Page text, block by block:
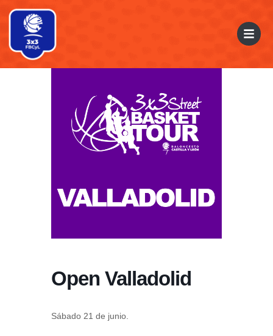
Open Valladolid
Sábado 21 de junio.